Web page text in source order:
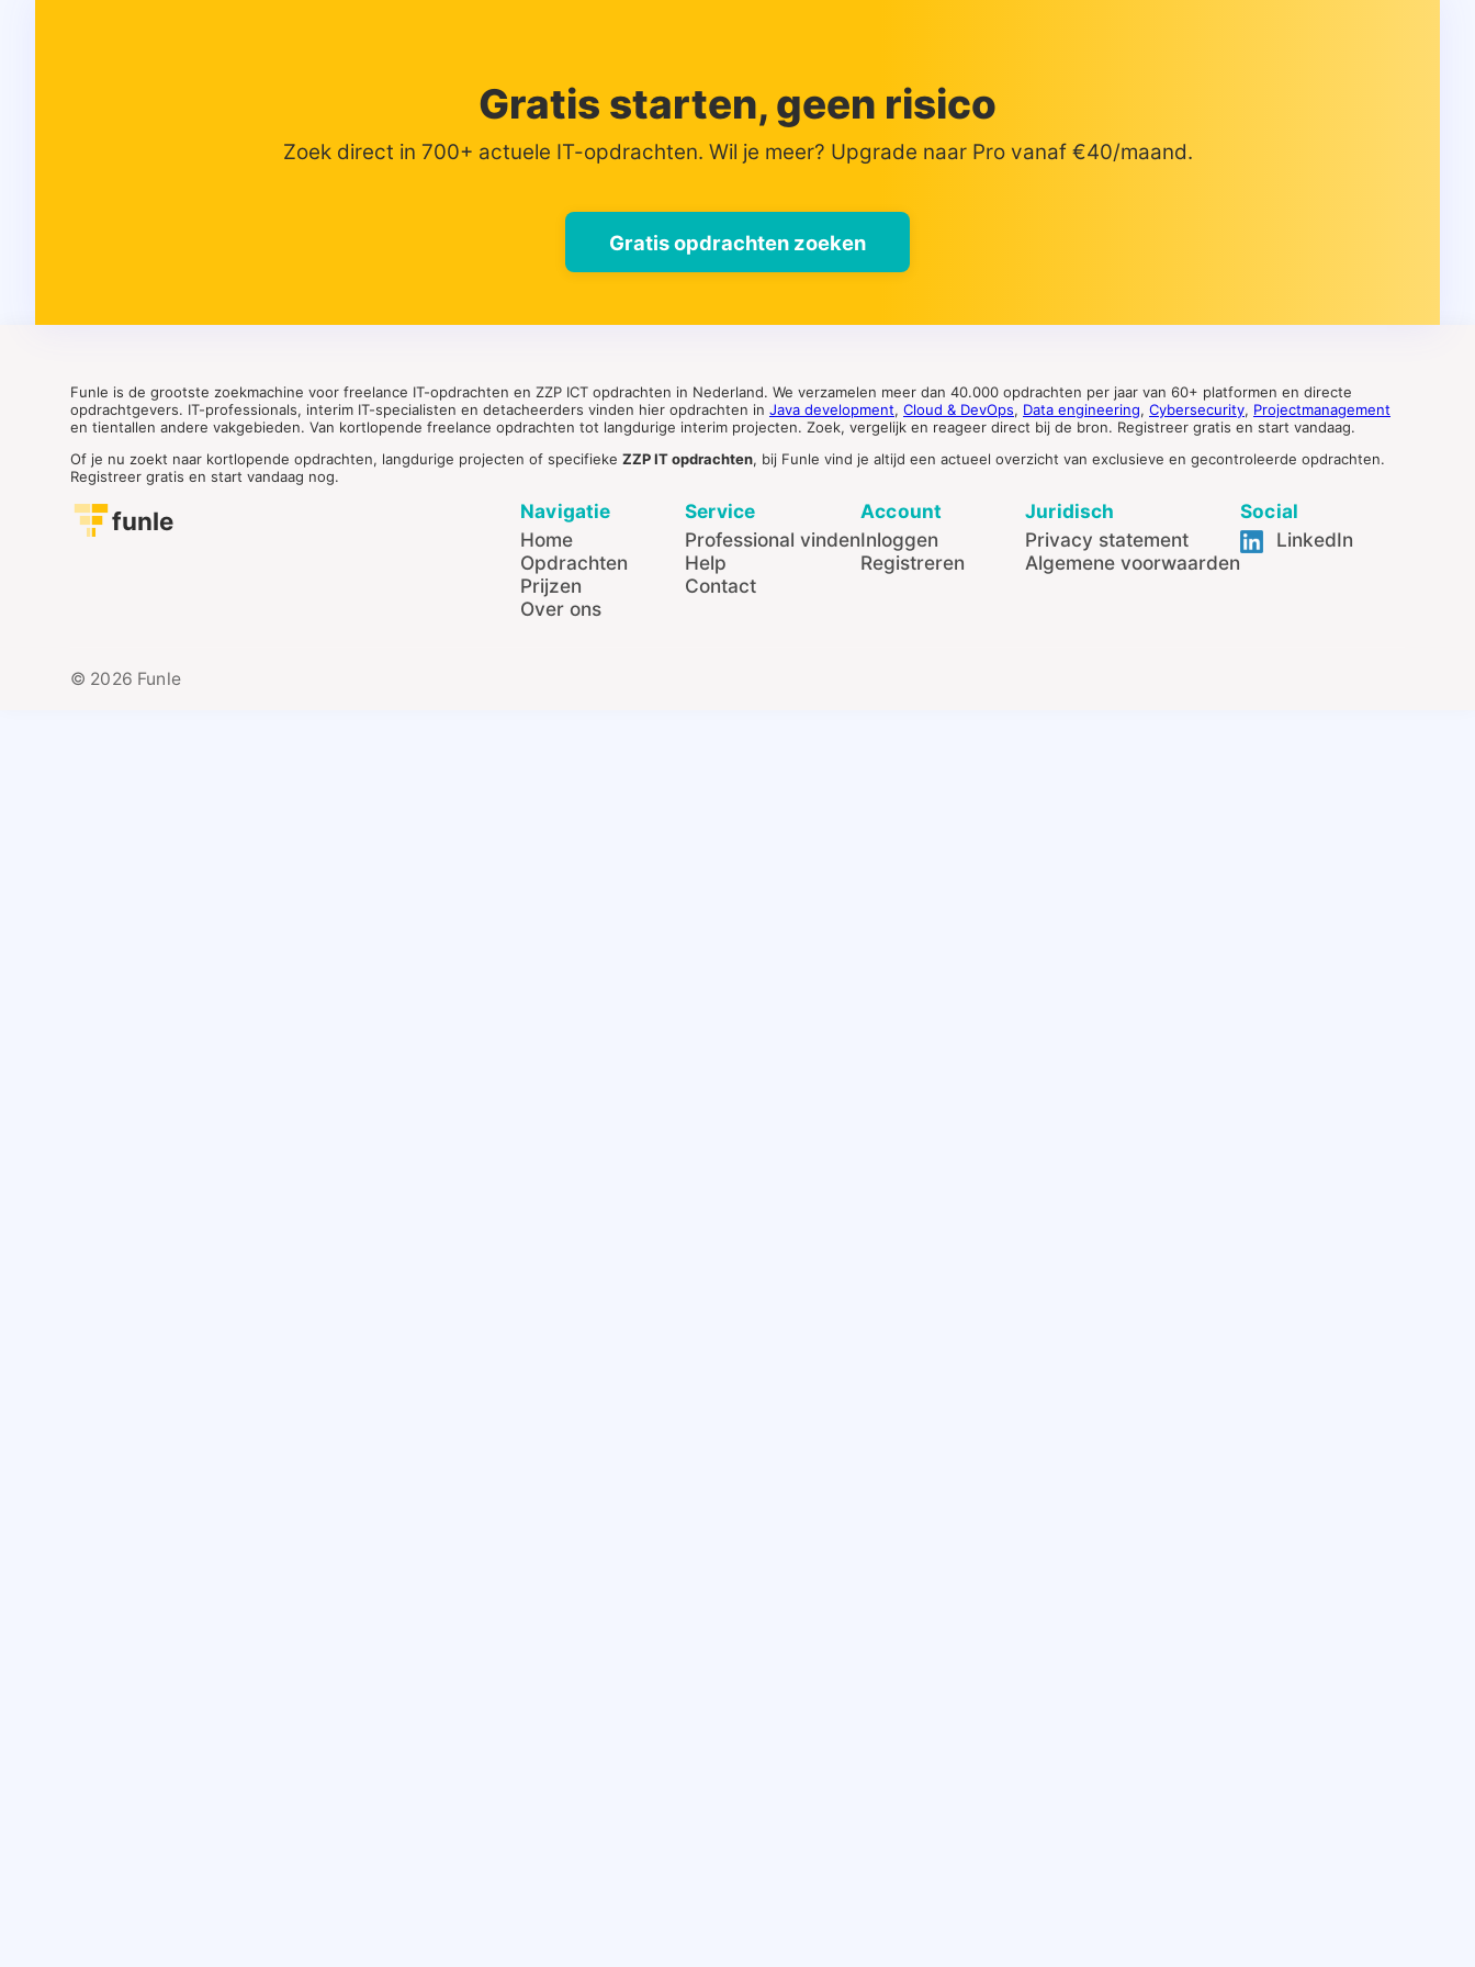
Gratis starten, geen risico
Zoek direct in 700+ actuele IT-opdrachten. Wil je meer? Upgrade naar Pro vanaf €40/maand.
Gratis opdrachten zoeken
Funle is de grootste zoekmachine voor freelance IT-opdrachten en ZZP ICT opdrachten in Nederland. We verzamelen meer dan 40.000 opdrachten per jaar van 60+ platformen en directe
opdrachtgevers. IT-professionals, interim IT-specialisten en detacheerders vinden hier opdrachten in Java development, Cloud & DevOps, Data engineering, Cybersecurity, Projectmanagement
en tientallen andere vakgebieden. Van kortlopende freelance opdrachten tot langdurige interim projecten. Zoek, vergelijk en reageer direct bij de bron. Registreer gratis en start vandaag.
Of je nu zoekt naar kortlopende opdrachten, langdurige projecten of specifieke ZZP IT opdrachten, bij Funle vind je altijd een actueel overzicht van exclusieve en gecontroleerde opdrachten.
Registreer gratis en start vandaag nog.
funle
Navigatie
Home
Opdrachten
Prijzen
Over ons
Service
Professional vinden
Help
Contact
Account
Inloggen
Registreren
Juridisch
Privacy statement
Algemene voorwaarden
Social
LinkedIn
© 2026 Funle